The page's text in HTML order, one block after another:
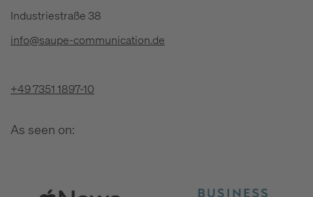
Industriestraße 38
info@saupe-communication.de
+49 7351 1897-10
As seen on: